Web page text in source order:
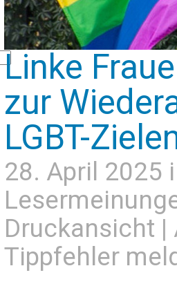
Linke
zur
LGBT-
28. April 2025
Druckansicht |
Tippfehler